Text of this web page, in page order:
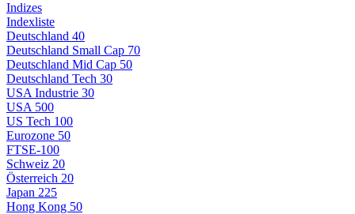
Indizes
Indexliste
Deutschland 40
Deutschland Small Cap 70
Deutschland Mid Cap 50
Deutschland Tech 30
USA Industrie 30
USA 500
US Tech 100
Eurozone 50
FTSE-100
Schweiz 20
Österreich 20
Japan 225
Hong Kong 50